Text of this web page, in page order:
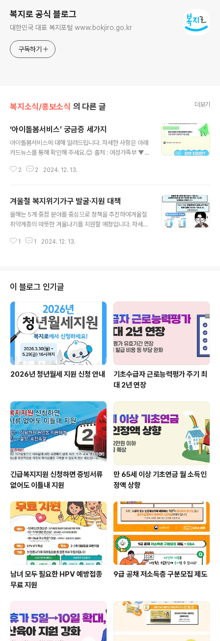
복지로 공식 블로그
대한민국 대표 복지포털 www.bokjiro.go.kr
구독하기
복지소식/홍보소식 의 다른 글 더보기
‘아이돌봄서비스’ 궁금증 세가지
아이돌봄서비스에 대해 알려드립니다. 자세한 사항은 아래
카드뉴스를 통해 확인해 주세요.😊 출처 : 여성가족부 ▼
2 2 2024. 12. 13.
겨울철 복지위기가구 발굴·지원 대책
올해는 5개 중점 분야를 중심으로 정책을 추진하여겨울철
취약계층의 따뜻한 겨울나기를 지원할 예정입니다. 자세한
건복지부 ▼ 또 다른 복지로를 소개합니다 ▼
1 1 2024. 12. 13.
이 블로그 인기글
2026년 청년월세 지원 신청 안내
기초수급자 근로능력평가 주기 최
대 2년 연장
긴급복지지원 신청하면 증빙서류
없어도 이틀내 지원
만 65세 이상 기초연금 월 소득인
정액 상향
남녀 모두 필요한 HPV 예방접종
무료 지원
9급 공채 저소득층 구분모집 제도